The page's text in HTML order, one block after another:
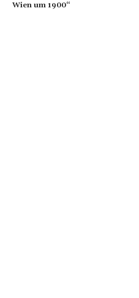
Wien um 1900“